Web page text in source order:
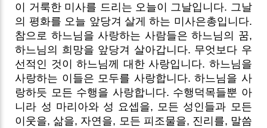
이 거룩한 미사를 드리는 오늘이 그날입니다. 그날
의 평화를 오늘 앞당겨 살게 하는 미사은총입니다.
참으로 하느님을 사랑하는 사람들은 하느님의 꿈,
하느님의 희망을 앞당겨 살아갑니다. 무엇보다 우
선적인 것이 하느님께 대한 사랑입니다. 하느님을
사랑하는 이들은 모두를 사랑합니다. 하느님을 사
랑하듯 모든 수행을 사랑합니다. 수행덕목들뿐 아
니라 성 마리아와 성 요셉을, 모든 성인들과 모든
이웃을, 삶을, 자연을, 모든 피조물을, 진리를, 말씀